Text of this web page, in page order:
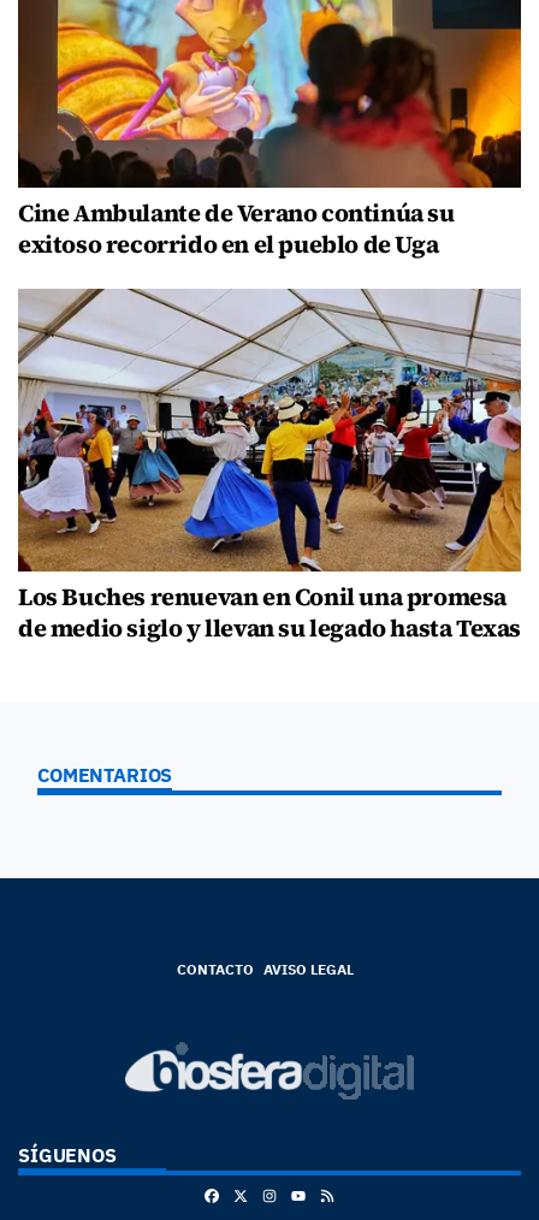
Cine Ambulante de Verano continúa su
exitoso recorrido en el pueblo de Uga
Los Buches renuevan en Conil una promesa
de medio siglo y llevan su legado hasta Texas
COMENTARIOS
CONTACTO AVISO LEGAL
SÍGUENOS
FacebookInstagram